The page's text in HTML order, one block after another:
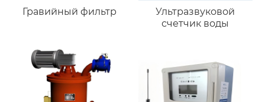
Гравийный фильтр
Ультразвуковой
счетчик воды